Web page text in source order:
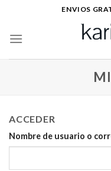
contenido
ENVIOS
ACCEDER
Nombre de usuario o